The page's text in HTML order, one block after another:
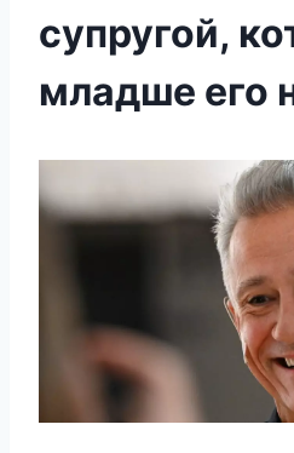
супругой,
младше его